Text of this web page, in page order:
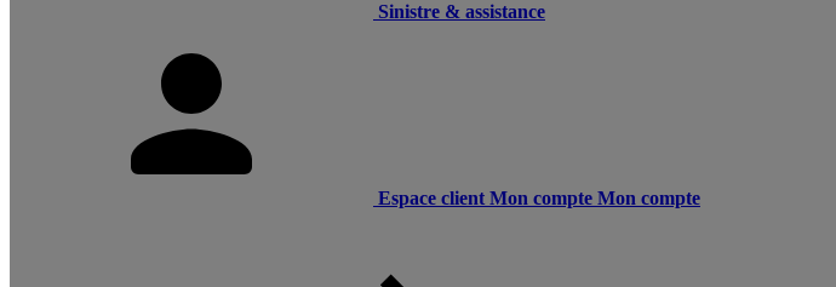
Sinistre & assistance
Espace client Mon compte Mon compte